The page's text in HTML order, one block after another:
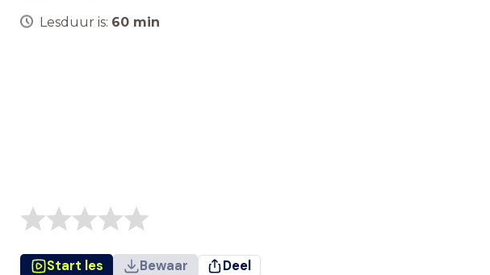
Lesduur is: 60 min
Start les Bewaar Deel